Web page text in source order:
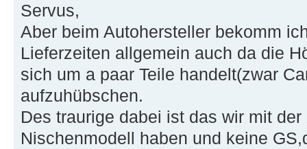
Servus,
Aber beim Autohersteller bekomm
Lieferzeiten allgemein auch da die
sich um a paar Teile handelt(zwar
aufzuhübschen.
Des traurige dabei ist das wir mit
Nischenmodell haben und keine